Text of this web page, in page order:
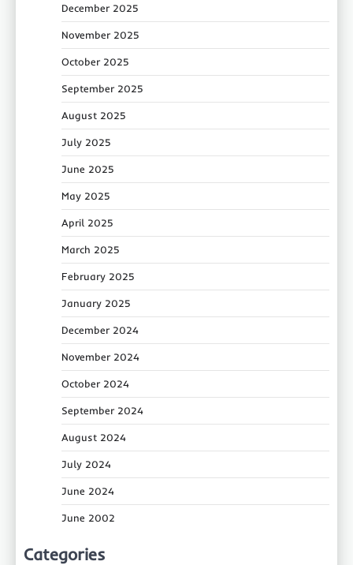
December 2025
November 2025
October 2025
September 2025
August 2025
July 2025
June 2025
May 2025
April 2025
March 2025
February 2025
January 2025
December 2024
November 2024
October 2024
September 2024
August 2024
July 2024
June 2024
June 2002
Categories